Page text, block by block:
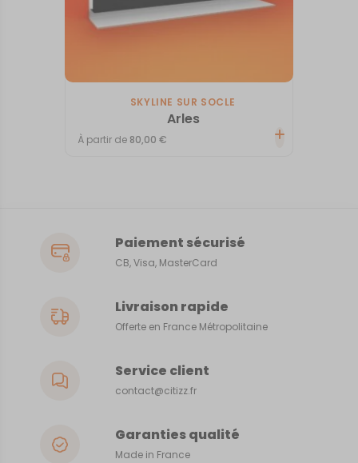
SKYLINE SUR SOCLE
Arles
À partir de 80,00€
Paiement sécurisé
CB, Visa, MasterCard
Livraison rapide
Offerte en France Métropolitaine
Service client
contact@citizz.fr
Garanties qualité
Made in France